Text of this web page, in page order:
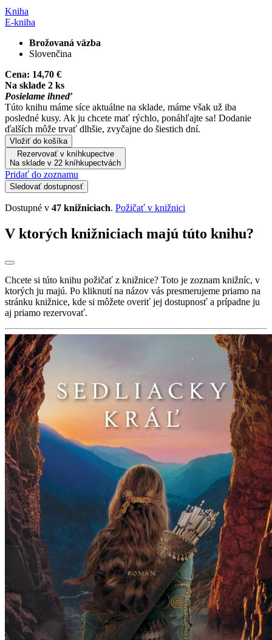
Kniha
E-kniha
Brožovaná väzba
Slovenčina
Cena: 14,70 €
Na sklade 2 ks
Posielame ihneď
Túto knihu máme síce aktuálne na sklade, máme však už iba
posledné kusy. Ak ju chcete mať rýchlo, ponáhľajte sa! Dodanie
ďalších môže trvať dlhšie, zvyčajne do šiestich dní.
Vložiť do košíka
Rezervovať v kníhkupectve
Na sklade v 22 kníhkupectvách
Pridať do zoznamu
Sledovať dostupnosť
Dostupné v 47 knižniciach. Požičať v knižnici
V ktorých knižniciach majú túto knihu?
Chcete si túto knihu požičať z knižnice? Toto je zoznam knižníc, v
ktorých ju majú. Po kliknutí na názov vás presmerujeme priamo na
stránku knižnice, kde si môžete overiť jej dostupnosť a prípadne ju
aj priamo rezervovať.